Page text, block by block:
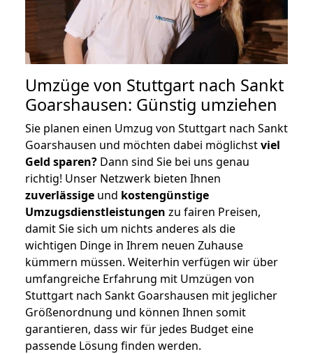
Umzüge von Stuttgart nach Sankt
Goarshausen: Günstig umziehen
Sie planen einen Umzug von Stuttgart nach Sankt
Goarshausen und möchten dabei möglichstviel
Geld sparen? Dann sind Sie bei uns genau
richtig! Unser Netzwerk bieten Ihnen
zuverlässige und kostengünstige
Umzugsdienstleistungen zu fairen Preisen,
damit Sie sich um nichts anderes als die
wichtigen Dinge in Ihrem neuen Zuhause
kümmern müssen. Weiterhin verfügen wir über
umfangreiche Erfahrung mit Umzügen von
Stuttgart nach Sankt Goarshausen mit jeglicher
Größenordnung und können Ihnen somit
garantieren, dass wir für jedes Budget eine
passende Lösung finden werden.